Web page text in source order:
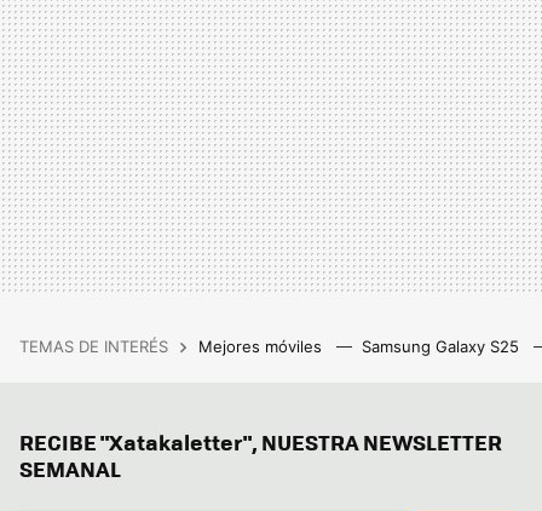
TEMAS DE INTERÉS Mejores móviles Samsung Galaxy S25
RECIBE "Xatakaletter", NUESTRA NEWSLETTER
SEMANAL